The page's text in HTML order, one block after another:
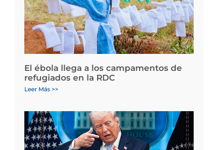
El ébola llega a los campamentos de
refugiados en la RDC
Leer Más >>